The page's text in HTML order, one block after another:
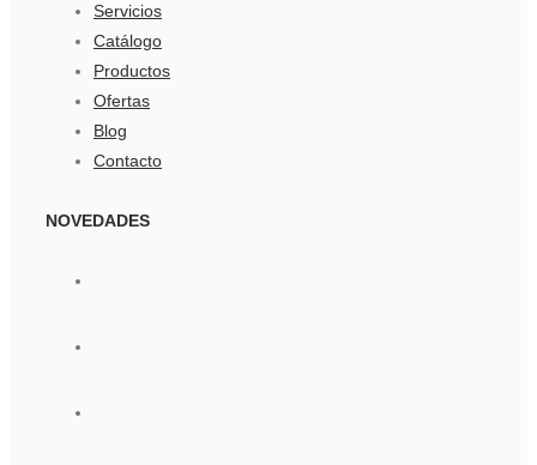
Servicios
Catálogo
Productos
Ofertas
Blog
Contacto
NOVEDADES